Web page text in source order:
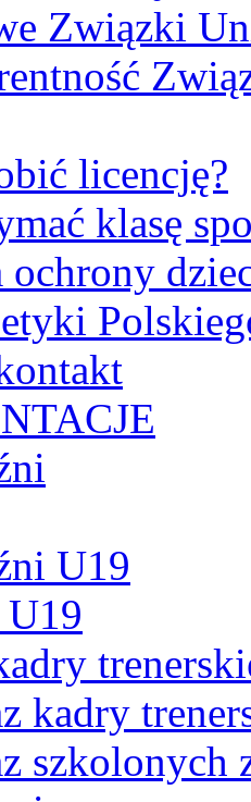
Związki
licencję?
klasę
U19
kadry
szkolonych